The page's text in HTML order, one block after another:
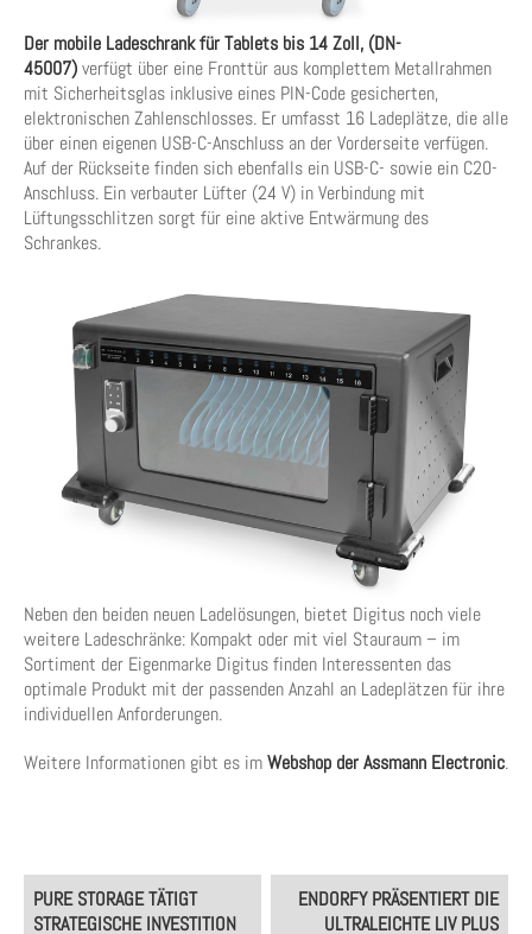
Der mobile Ladeschrank für Tablets bis 14 Zoll, (DN-
45007)verfügt über eine Fronttür aus komplettem Metallrahmen
mit Sicherheitsglas inklusive eines PIN-Code gesicherten,
elektronischen Zahlenschlosses. Er umfasst 16 Ladeplätze, die alle
über einen eigenen USB-C-Anschluss an der Vorderseite verfügen.
Auf der Rückseite finden sich ebenfalls ein USB-C- sowie ein C20-
Anschluss. Ein verbauter Lüfter (24 V) in Verbindung mit
Lüftungsschlitzen sorgt für eine aktive Entwärmung des
Schrankes.
Neben den beiden neuen Ladelösungen, bietet Digitus noch viele
weitere Ladeschränke: Kompakt oder mit viel Stauraum – im
Sortiment der Eigenmarke Digitus finden Interessenten das
optimale Produkt mit der passenden Anzahl an Ladeplätzen für ihre
individuellen Anforderungen.
Weitere Informationen gibt es imWebshop der Assmann Electronic.
Post
navigation
PURE STORAGE TÄTIGT
STRATEGISCHE INVESTITION
ENDORFY PRÄSENTIERT DIE
ULTRALEICHTE LIV PLUS